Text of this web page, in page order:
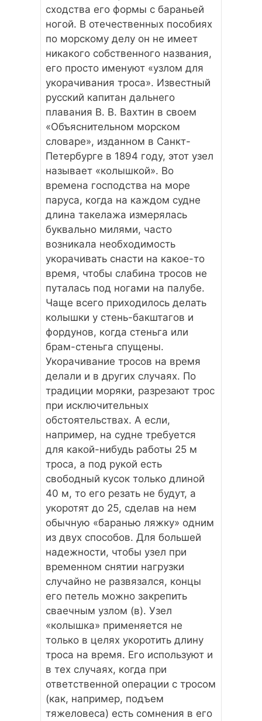
сходства его формы с бараньей
ногой. В отечественных пособиях
по морскому делу он не имеет
никакого собственного названия,
его просто именуют «узлом для
укорачивания троса». Известный
русский капитан дальнего
плавания В. В. Вахтин в своем
«Объяснительном морском
словаре», изданном в Санкт-
Петербурге в 1894 году, этот узел
называет «колышкой». Во
времена господства на море
паруса, когда на каждом судне
длина такелажа измерялась
буквально милями, часто
возникала необходимость
укорачивать снасти на какое-то
время, чтобы слабина тросов не
путалась под ногами на палубе.
Чаще всего приходилось делать
колышки у стень-бакштагов и
фордунов, когда стеньга или
брам-стеньга спущены.
Укорачивание тросов на время
делали и в других случаях. По
традиции моряки, разрезают трос
при исключительных
обстоятельствах. А если,
например, на судне требуется
для какой-нибудь работы 25 м
троса, а под рукой есть
свободный кусок только длиной
40 м, то его резать не будут, а
укоротят до 25, сделав на нем
обычную «баранью ляжку» одним
из двух способов. Для большей
надежности, чтобы узел при
временном снятии нагрузки
случайно не развязался, концы
его петель можно закрепить
сваечным узлом (в). Узел
«колышка» применяется не
только в целях укоротить длину
троса на время. Его используют и
в тех случаях, когда при
ответственной операции с тросом
(как, например, подъем
тяжеловеса) есть сомнения в его